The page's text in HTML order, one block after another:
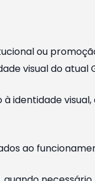
ou
visual do atual
identidade
ao